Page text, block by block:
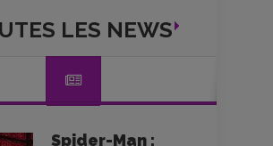
LES NEWS
Spider-Man :